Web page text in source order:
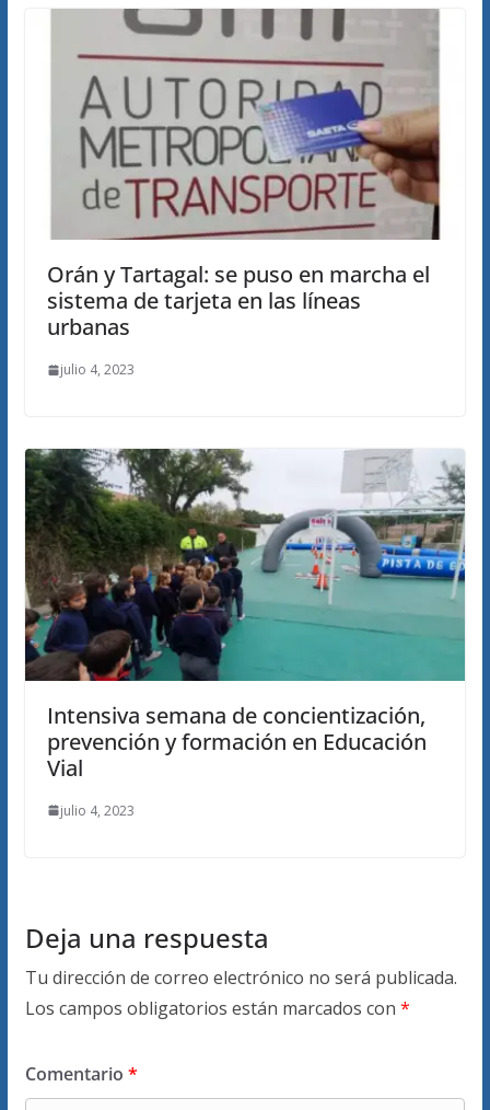
Orán y Tartagal: se puso en marcha el
sistema de tarjeta en las líneas
urbanas
julio 4, 2023
Intensiva semana de concientización,
prevención y formación en Educación
Vial
julio 4, 2023
Deja una respuesta
Tu dirección de correo electrónico no será publicada.
Los campos obligatorios están marcados con *
Comentario *